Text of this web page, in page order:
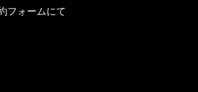
ォームにて